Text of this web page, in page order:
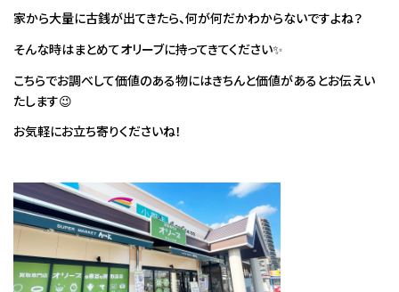
家から大量に古銭が出てきたら、何が何だかわからないですよね？
そんな時はまとめてオリーブに持ってきてください✨
こちらでお調べして価値のある物にはきちんと価値があるとお伝えい
たします😉
お気軽にお立ち寄りくださいね！